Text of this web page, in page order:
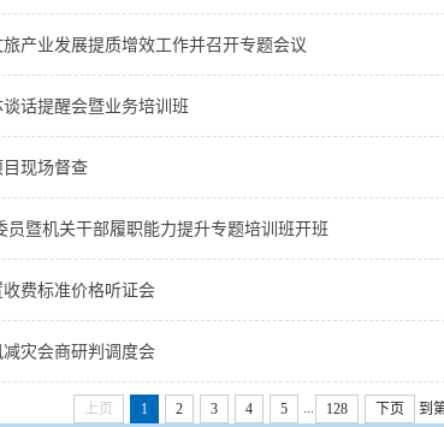
产业发展提质增效工作并召开专题会议
话提醒会暨业务培训班
现场督查
暨机关干部履职能力提升专题培训班开班
费标准价格听证会
灾会商研判调度会
上页 1 2 3 4 5 128 下页 到